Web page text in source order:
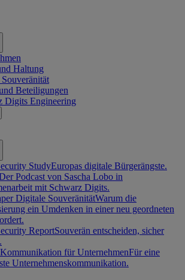
Haltung
Beteiligungen
Digits Engineering
StudyEuropas digitale Bürgerängste.
Podcast von Sascha Lobo in
mit Schwarz Digits.
Digitale SouveränitätWarum die
ein Umdenken in einer neu geordneten
ReportSouverän entscheiden, sicher
für UnternehmenFür eine
Unternehmenskommunikation.